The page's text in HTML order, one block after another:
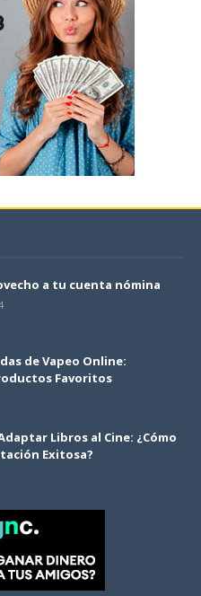
a tu cuenta nómina
de Vapeo Online:
Favoritos
Libros al Cine: ¿Cómo
Exitosa?